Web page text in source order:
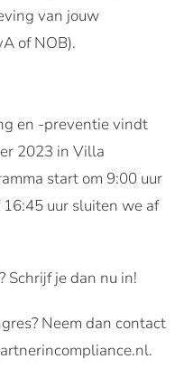
van jouw
of NOB).
en -preventie vindt
2023 in Villa
start om 9:00 uur
uur sluiten we af
Schrijf je dan nu in!
Neem dan contact